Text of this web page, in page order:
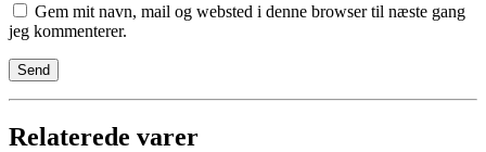
Gem mit navn, mail og websted i denne browser til næste gang
jeg kommenterer.
Relaterede varer